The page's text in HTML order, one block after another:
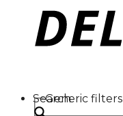
Search
Generic filters